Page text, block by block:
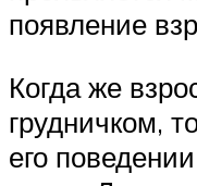
появление
Когда же
грудничком,
его